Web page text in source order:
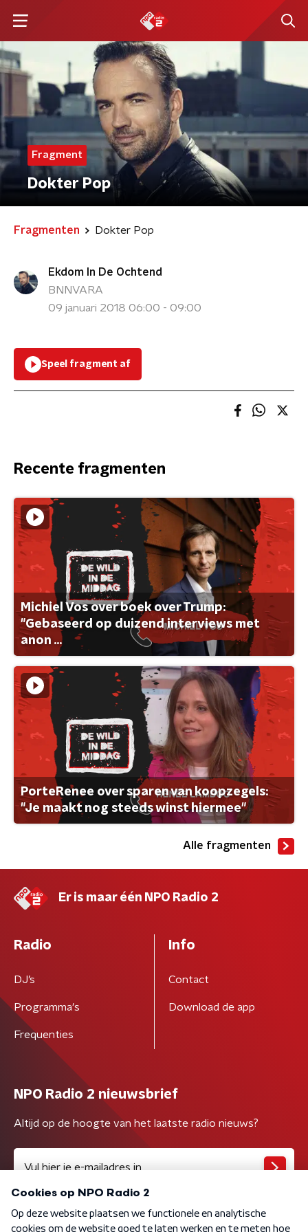
Fragment
Dokter Pop
Fragmenten Dokter Pop
Ekdom In De Ochtend
BNNVARA
09 januari 2018 06:00 - 09:00
Speel fragment af
Recente fragmenten
Michiel Vos over boek over Trump:
"Gebaseerd op duizend interviews met
anon ...
PorteRenee over sparen van koopzegels:
"Je maakt nog steeds winst hiermee"
Alle fragmenten
Er is maar één NPO Radio 2
Radio
DJ’s
Programma's
Frequenties
Info
Contact
Download de app
NPO Radio 2 nieuwsbrief
Altijd op de hoogte van het laatste radio nieuws?